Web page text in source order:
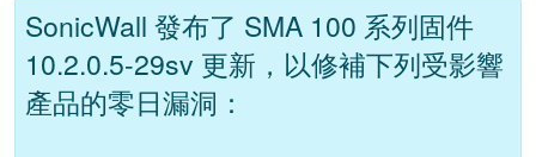
SonicWall 發布了 SMA 100 系列固件
10.2.0.5-29sv 更新，以修補下列受影響
產品的零日漏洞：